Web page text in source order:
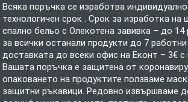
Всяка поръчка се изработва
технологичен срок . Срок за изработка на
спално бельо с Олекотена завивка – до 14
за всички останали продукти до 7
доставката до всеки офис на Еконт – 3€
Вашата поръчка е защитена от
опаковането на продуктите ползваме
защитни ръкавици. Редовно извършваме